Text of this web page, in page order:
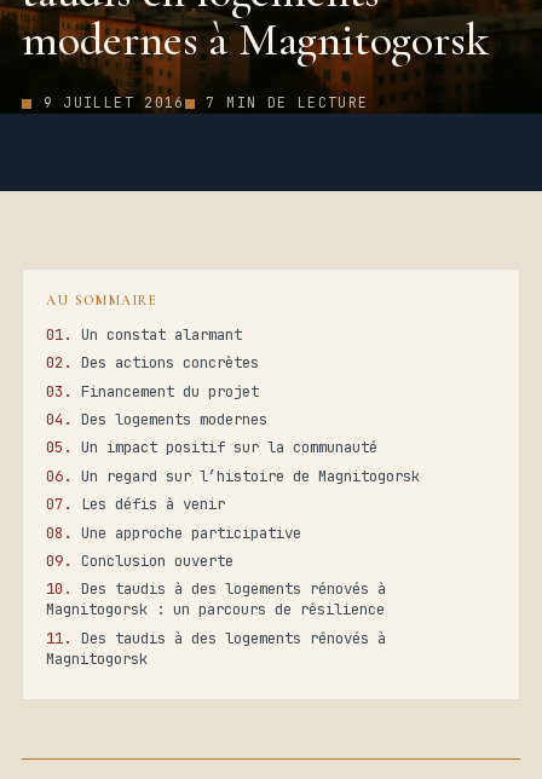
modernes à Magnitogorsk
9 JUILLET 2016 7 MIN DE LECTURE
AU SOMMAIRE
Un constat alarmant
Des actions concrètes
Financement du projet
Des logements modernes
Un impact positif sur la communauté
Un regard sur l’histoire de Magnitogorsk
Les défis à venir
Une approche participative
Conclusion ouverte
Des taudis à des logements rénovés à
Magnitogorsk : un parcours de résilience
Des taudis à des logements rénovés à
Magnitogorsk